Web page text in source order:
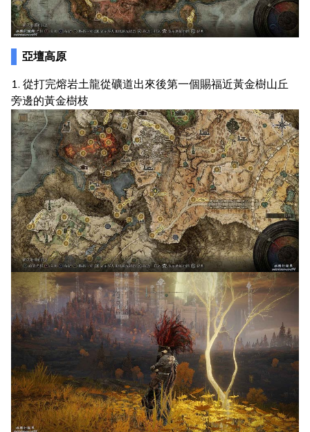
亞壇高原
1. 從打完熔岩土龍從礦道出來後第一個賜福近黃金樹山丘
旁邊的黃金樹枝